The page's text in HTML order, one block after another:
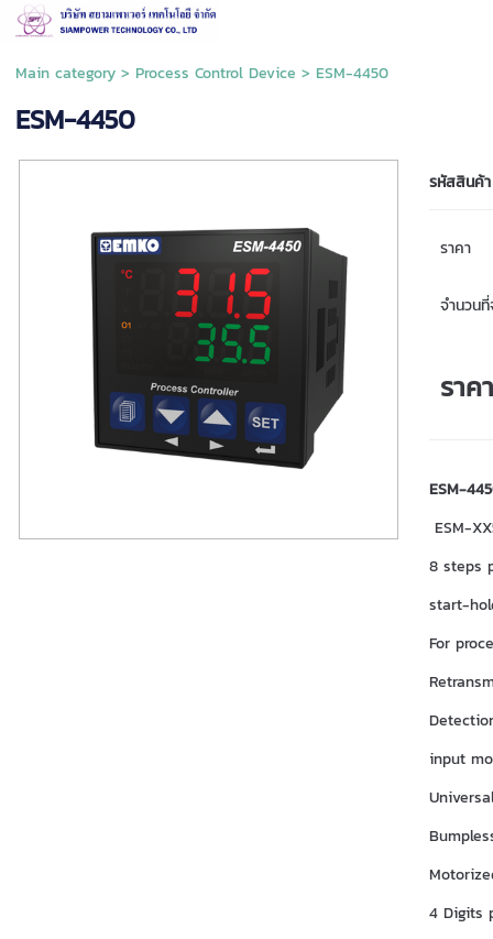
Main category> Process Control Device > ESM-4450
ESM-4450
รหัสสินค้
ราคา
จำนวน
ราค
ESM-
ESM-
8 steps
start-
For
input
4 Digits